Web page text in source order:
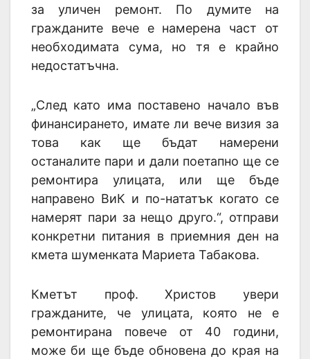
за уличен ремонт. По думите на
гражданите вече е намерена част от
необходимата сума, но тя е крайно
недостатъчна.
„След като има поставено начало във
финансирането, имате ли вече визия за
това как ще бъдат намерени
останалите пари и дали поетапно ще се
ремонтира улицата, или ще бъде
направено ВиК и по-нататък когато се
намерят пари за нещо друго.“, отправи
конкретни питания в приемния ден на
кмета шуменката Мариета Табакова.
Кметът проф. Христов увери
гражданите, че улицата, която не е
ремонтирана повече от 40 години,
може би ще бъде обновена до края на